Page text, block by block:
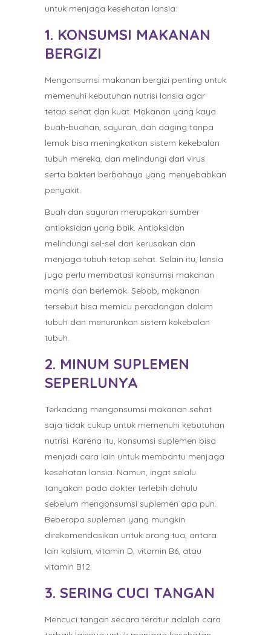
untuk menjaga kesehatan lansia:
1. KONSUMSI MAKANAN
BERGIZI
Mengonsumsi makanan bergizi penting untuk
memenuhi kebutuhan nutrisi lansia agar
tetap sehat dan kuat. Makanan yang kaya
buah-buahan, sayuran, dan daging tanpa
lemak bisa meningkatkan sistem kekebalan
tubuh mereka, dan melindungi dari virus
serta bakteri berbahaya yang menyebabkan
penyakit.
Buah dan sayuran merupakan sumber
antioksidan yang baik. Antioksidan
melindungi sel-sel dari kerusakan dan
menjaga tubuh tetap sehat. Selain itu, lansia
juga perlu membatasi konsumsi makanan
manis dan berlemak. Sebab, makanan
tersebut bisa memicu peradangan dalam
tubuh dan menurunkan sistem kekebalan
tubuh.
2. MINUM SUPLEMEN
SEPERLUNYA
Terkadang mengonsumsi makanan sehat
saja tidak cukup untuk memenuhi kebutuhan
nutrisi. Karena itu, konsumsi suplemen bisa
menjadi cara lain untuk membantu menjaga
kesehatan lansia. Namun, ingat selalu
tanyakan pada dokter terlebih dahulu
sebelum mengonsumsi suplemen apa pun.
Beberapa suplemen yang mungkin
direkomendasikan untuk orang tua, antara
lain kalsium, vitamin D, vitamin B6, atau
vitamin B12.
3. SERING CUCI TANGAN
Mencuci tangan secara teratur adalah cara